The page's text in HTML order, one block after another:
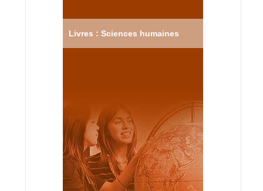
Livres : Sciences humaines